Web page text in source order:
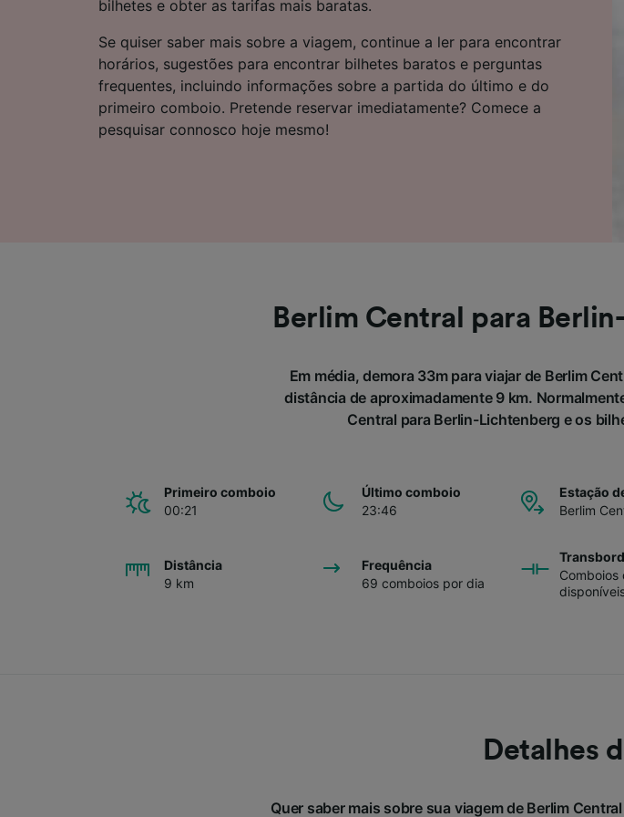
bilhetes e obter as tarifas mais baratas.
Se quiser saber mais sobre a viagem, continue a ler para encontrar
horários, sugestões para encontrar bilhetes baratos e perguntas
frequentes, incluindo informações sobre a partida do último e do
primeiro comboio. Pretende reservar imediatamente? Comece a
pesquisar connosco hoje mesmo!
Berlim Central para
Em média, demora 33m para viajar de Berlim
distância de aproximadamente 9 km.
Central para Berlin-Lichtenberg e os
Primeiro comboio
00:21
Último comboio
23:46
Estação
Berlim
Distância
9 km
Frequência
69 comboios por dia
Comboios
Detalhes
Quer saber mais sobre sua viagem de Berlim
Lista de parceiros (fornecedores)